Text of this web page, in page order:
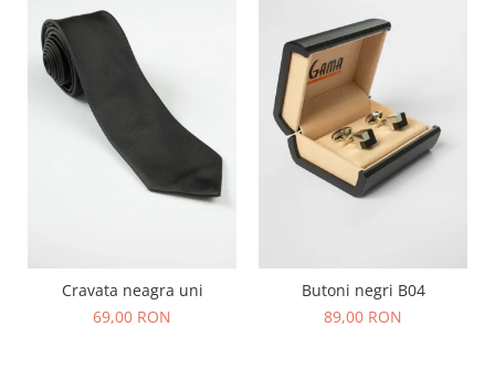
Cravata neagra uni
69,00 RON
Butoni negri B04
89,00 RON